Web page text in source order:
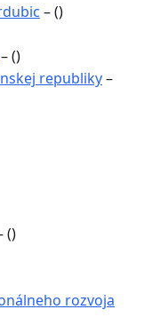
– ()
– ()
republiky–
()
rozvoja